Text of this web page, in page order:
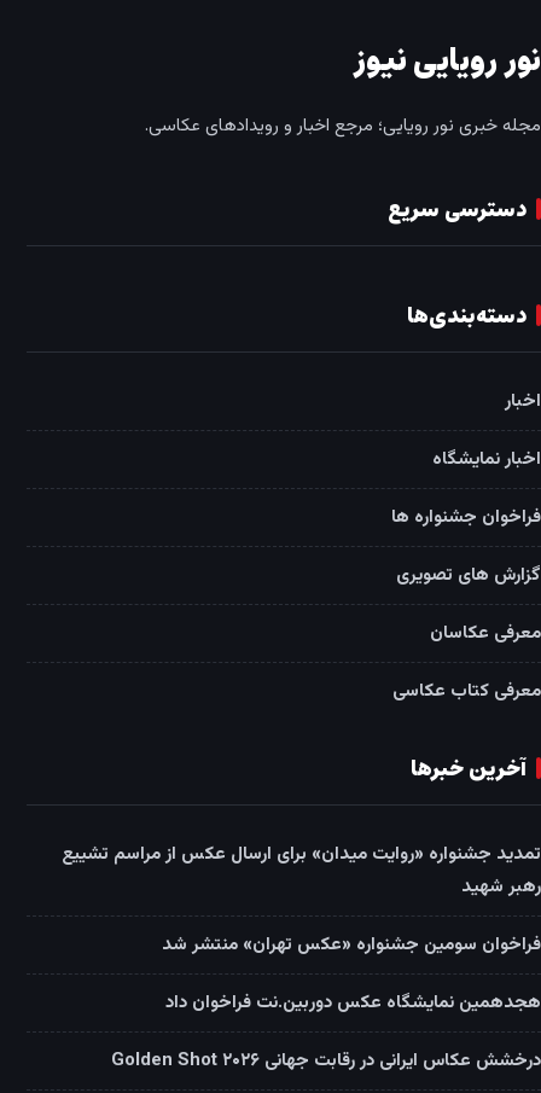
نور رویایی نیوز
مجله خبری نور رویایی؛ مرجع اخبار و رویدادهای عکاسی.
دسترسی سریع
دسته‌بندی‌ها
اخبار
اخبار نمایشگاه
فراخوان جشنواره ها
گزارش های تصویری
معرفی عکاسان
معرفی کتاب عکاسی
آخرین خبرها
تمدید جشنواره «روایت میدان» برای ارسال عکس از مراسم تشییع
رهبر شهید
فراخوان سومین جشنواره «عکس تهران» منتشر شد
هجدهمین نمایشگاه عکس دوربین.نت فراخوان داد
درخشش عکاس ایرانی در رقابت جهانی Golden Shot ۲۰۲۶